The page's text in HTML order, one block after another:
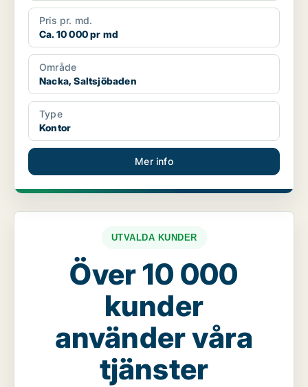
Pris pr. md.
Ca. 10 000 pr md
Område
Nacka, Saltsjöbaden
Type
Kontor
Mer info
UTVALDA KUNDER
Över 10 000
kunder
använder våra
tjänster